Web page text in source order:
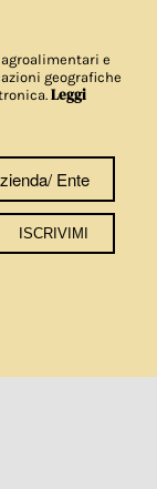
e
geografiche
Leggi